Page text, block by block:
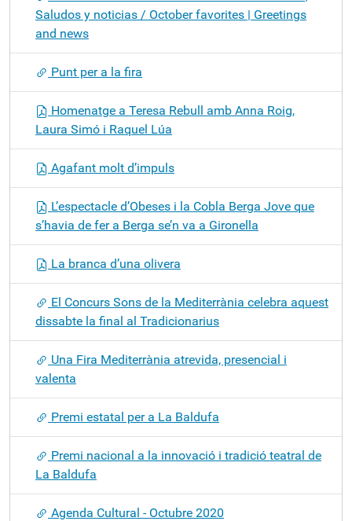
Saludos y noticias / October favorites | Greetings
and news
Punt per a la fira
Homenatge a Teresa Rebull amb Anna Roig,
Laura Simó i Raquel Lúa
Agafant molt d’impuls
L’espectacle d’Obeses i la Cobla Berga Jove que
s’havia de fer a Berga se’n va a Gironella
La branca d’una olivera
El Concurs Sons de la Mediterrània celebra aquest
dissabte la final al Tradicionarius
Una Fira Mediterrània atrevida, presencial i
valenta
Premi estatal per a La Baldufa
Premi nacional a la innovació i tradició teatral de
La Baldufa
Agenda Cultural - Octubre 2020